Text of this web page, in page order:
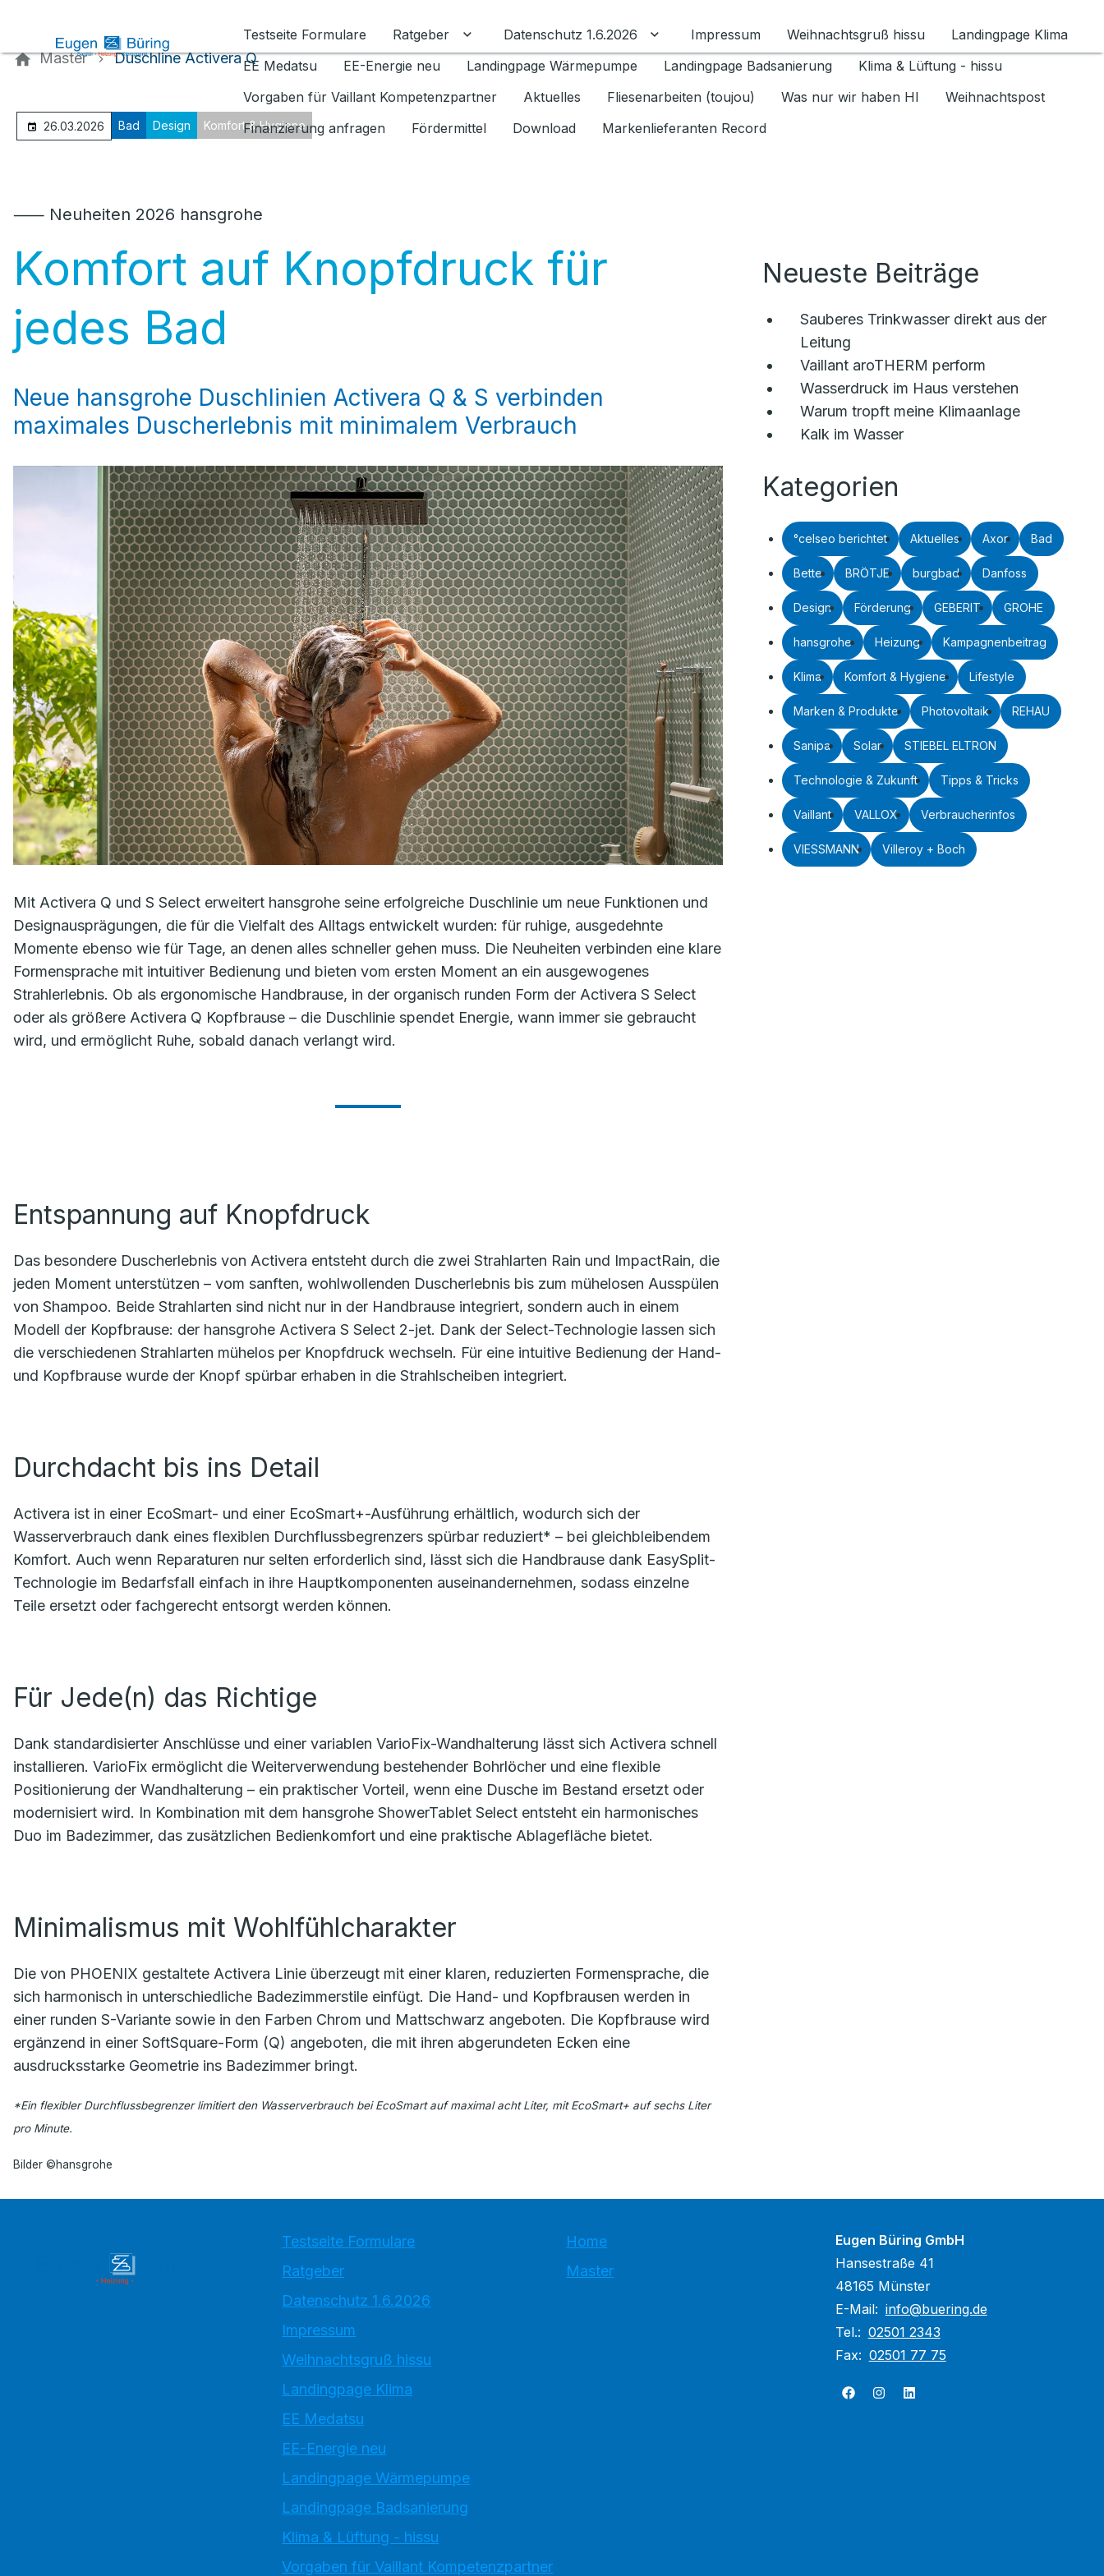
Testseite Formulare
Ratgeber Untermenü für Ratgeber umschalten
Datenschutz 1.6.2026 Untermenü für Datenschutz 1.6.2026 umschalten
Impressum Weihnachtsgruß hissu
Landingpage Klima
EE Medatsu
EE-Energie neu Landingpage Wärmepumpe Landingpage Badsanierung
Klima & Lüftung - hissu
Vorgaben für Vaillant Kompetenzpartner
Aktuelles Fliesenarbeiten (toujou) Was nur wir haben HI
Weihnachtspost
Finanzierung anfragen
Fördermittel Download Markenlieferanten Record
Master Duschline Activera Q
26.03.2026 Bad Design Komfort & Hygiene
⸺ Neuheiten 2026 hansgrohe
Komfort auf Knopfdruck für
jedes Bad
Neue hansgrohe Duschlinien Activera Q & S verbinden
maximales Duscherlebnis mit minimalem Verbrauch
Mit Activera Q und S Select erweitert hansgrohe seine erfolgreiche Duschlinie um neue Funktionen und
Designausprägungen, die für die Vielfalt des Alltags entwickelt wurden: für ruhige, ausgedehnte
Momente ebenso wie für Tage, an denen alles schneller gehen muss. Die Neuheiten verbinden eine klare
Formensprache mit intuitiver Bedienung und bieten vom ersten Moment an ein ausgewogenes
Strahlerlebnis. Ob als ergonomische Handbrause, in der organisch runden Form der Activera S Select
oder als größere Activera Q Kopfbrause – die Duschlinie spendet Energie, wann immer sie gebraucht
wird, und ermöglicht Ruhe, sobald danach verlangt wird.
Entspannung auf Knopfdruck
Das besondere Duscherlebnis von Activera entsteht durch die zwei Strahlarten Rain und ImpactRain, die
jeden Moment unterstützen – vom sanften, wohlwollenden Duscherlebnis bis zum mühelosen Ausspülen
von Shampoo. Beide Strahlarten sind nicht nur in der Handbrause integriert, sondern auch in einem
Modell der Kopfbrause: der hansgrohe Activera S Select 2-jet. Dank der Select-Technologie lassen sich
die verschiedenen Strahlarten mühelos per Knopfdruck wechseln. Für eine intuitive Bedienung der Hand-
und Kopfbrause wurde der Knopf spürbar erhaben in die Strahlscheiben integriert.
Durchdacht bis ins Detail
Activera ist in einer EcoSmart- und einer EcoSmart+-Ausführung erhältlich, wodurch sich der
Wasserverbrauch dank eines flexiblen Durchflussbegrenzers spürbar reduziert* – bei gleichbleibendem
Komfort. Auch wenn Reparaturen nur selten erforderlich sind, lässt sich die Handbrause dank EasySplit-
Technologie im Bedarfsfall einfach in ihre Hauptkomponenten auseinandernehmen, sodass einzelne
Teile ersetzt oder fachgerecht entsorgt werden können.
Für Jede(n) das Richtige
Dank standardisierter Anschlüsse und einer variablen VarioFix-Wandhalterung lässt sich Activera schnell
installieren. VarioFix ermöglicht die Weiterverwendung bestehender Bohrlöcher und eine flexible
Positionierung der Wandhalterung – ein praktischer Vorteil, wenn eine Dusche im Bestand ersetzt oder
modernisiert wird. In Kombination mit dem hansgrohe ShowerTablet Select entsteht ein harmonisches
Duo im Badezimmer, das zusätzlichen Bedienkomfort und eine praktische Ablagefläche bietet.
Minimalismus mit Wohlfühlcharakter
Die von PHOENIX gestaltete Activera Linie überzeugt mit einer klaren, reduzierten Formensprache, die
sich harmonisch in unterschiedliche Badezimmerstile einfügt. Die Hand- und Kopfbrausen werden in
einer runden S-Variante sowie in den Farben Chrom und Mattschwarz angeboten. Die Kopfbrause wird
ergänzend in einer SoftSquare-Form (Q) angeboten, die mit ihren abgerundeten Ecken eine
ausdrucksstarke Geometrie ins Badezimmer bringt.
*Ein flexibler Durchflussbegrenzer limitiert den Wasserverbrauch bei EcoSmart auf maximal acht Liter, mit EcoSmart+ auf sechs Liter
pro Minute.
Bilder ©hansgrohe
Neueste Beiträge
Sauberes Trinkwasser direkt aus der
Leitung
Vaillant aroTHERM perform
Wasserdruck im Haus verstehen
Warum tropft meine Klimaanlage
Kalk im Wasser
Kategorien
°celseo berichtet Aktuelles Axor Bad
Bette BRÖTJE burgbad Danfoss
Design Förderung GEBERIT GROHE
hansgrohe Heizung Kampagnenbeitrag
Klima Komfort & Hygiene Lifestyle
Marken & Produkte Photovoltaik REHAU
Sanipa Solar STIEBEL ELTRON
Technologie & Zukunft Tipps & Tricks
Vaillant VALLOX Verbraucherinfos
VIESSMANN Villeroy + Boch
Testseite Formulare
Ratgeber
Datenschutz 1.6.2026
Impressum
Weihnachtsgruß hissu
Landingpage Klima
EE Medatsu
EE-Energie neu
Landingpage Wärmepumpe
Landingpage Badsanierung
Klima & Lüftung - hissu
Vorgaben für Vaillant Kompetenzpartner
Home
Master
Eugen Büring GmbH
Hansestraße 41
48165 Münster
E-Mail: info@buering.de
Tel.: 02501 2343
Fax: 02501 77 75